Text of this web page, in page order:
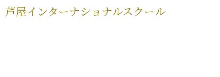
芦屋インターナショナルスクール